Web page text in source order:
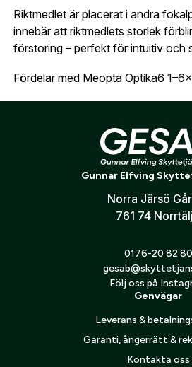
Riktmedlet är placerat i andra
innebär att riktmedlets storlek
förstoring – perfekt för intuitiv och
Fördelar med Meopta Optika6
Belyst K-Dot riktmedel för snabb
SFP (andra fokalplanet) –
Kompakt och lätt design
Robust konstruktion för krävande
Är du en förening eller ett
oss så hjälper vi dig att skapa
E-post: * (kommer bli ditt
Jag godkänner att mina
personuppgiftspolicy
Gunnar Elfving
Norra Järsö
761 74
0176-20 82 80
Följ oss på
Genvägar
Leverans &
Garanti, ångerrätt &
Kontakta oss